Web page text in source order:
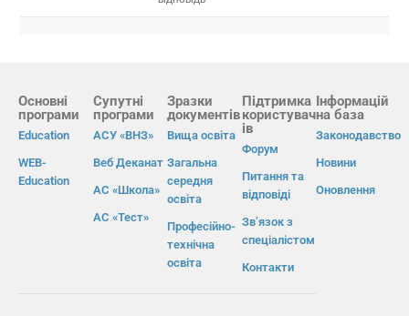
Основні
програми
Education
WEB-
Education
Супутні
програми
АСУ «ВНЗ»
Веб Деканат
АС «Школа»
АС «Тест»
Зразки
документів
Вища освіта
Загальна
середня
освіта
Професійно-
технічна
освіта
Підтримка
користувач
ів
Форум
Питання та
відповіді
Зв’язок з
спеціалістом
Контакти
Інформацій
на база
Законодавство
Новини
Оновлення